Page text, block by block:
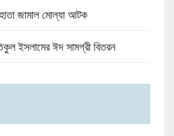
জামাল মোল্যা আটক
ইসলামের ঈদ সামগ্রী বিতরন